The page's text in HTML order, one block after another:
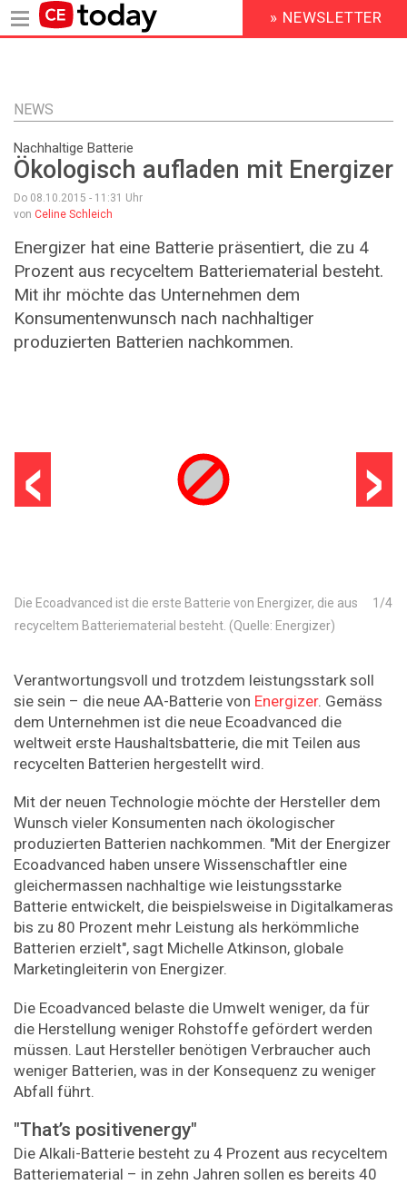
Inhalt
HEADER
MENU
» NEWSLETTER
NEWS
Nachhaltige Batterie
Ökologisch aufladen mit Energizer
Do 08.10.2015 - 11:31 Uhr
von Celine Schleich
Energizer hat eine Batterie präsentiert, die zu 4
Prozent aus recyceltem Batteriematerial besteht.
Mit ihr möchte das Unternehmen dem
Konsumentenwunsch nach nachhaltiger
produzierten Batterien nachkommen.
‹ ›
1 /4
Die Ecoadvanced ist die erste Batterie von Energizer, die aus
recyceltem Batteriematerial besteht. (Quelle: Energizer)
Verantwortungsvoll und trotzdem leistungsstark soll
sie sein – die neue AA-Batterie von Energizer. Gemäss
dem Unternehmen ist die neue Ecoadvanced die
weltweit erste Haushaltsbatterie, die mit Teilen aus
recycelten Batterien hergestellt wird.
Mit der neuen Technologie möchte der Hersteller dem
Wunsch vieler Konsumenten nach ökologischer
produzierten Batterien nachkommen. "Mit der Energizer
Ecoadvanced haben unsere Wissenschaftler eine
gleichermassen nachhaltige wie leistungsstarke
Batterie entwickelt, die beispielsweise in Digitalkameras
bis zu 80 Prozent mehr Leistung als herkömmliche
Batterien erzielt", sagt Michelle Atkinson, globale
Marketingleiterin von Energizer.
Die Ecoadvanced belaste die Umwelt weniger, da für
die Herstellung weniger Rohstoffe gefördert werden
müssen. Laut Hersteller benötigen Verbraucher auch
weniger Batterien, was in der Konsequenz zu weniger
Abfall führt.
"That’s positivenergy"
Die Alkali-Batterie besteht zu 4 Prozent aus recyceltem
Batteriematerial – in zehn Jahren sollen es bereits 40